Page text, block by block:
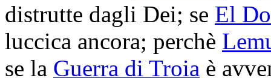
distrutte dagli Dei; se El
luccica ancora; perchè
se la Guerra di Troia è